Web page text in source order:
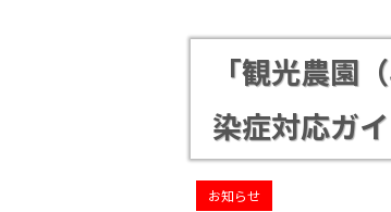
「観光農園
染症対応ガ
お知らせ